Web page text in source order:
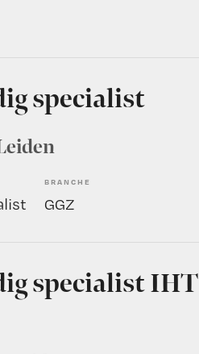
specialist
BRANCHE
GGZ
specialist IHT